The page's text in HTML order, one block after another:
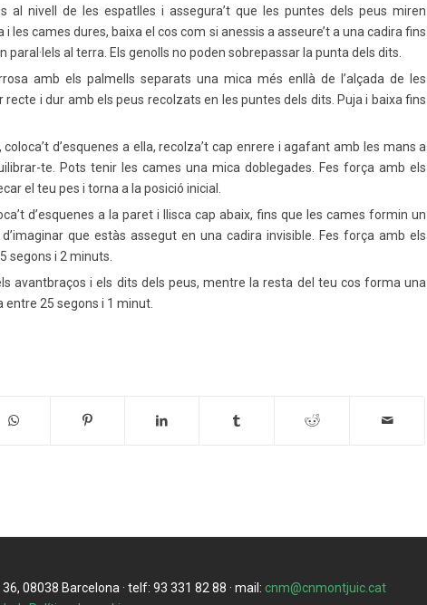
al nivell de les espatlles i assegura’t que les puntes dels peus miren
les cames dures, baixa el cos com si anessis a asseure’t a una cadira fins
paral·lels al terra. Els genolls no poden sobrepassar la punta dels dits.
amb els palmells separats una mica més enllà de l’alçada de les
recte i dur amb els peus recolzats en les puntes dels dits. Puja i baixa fins
d’esquenes a ella, recolza’t cap enrere i agafant amb les mans a
te. Pots tenir les cames una mica doblegades. Fes força amb els
el teu pes i torna a la posició inicial.
d’esquenes a la paret i llisca cap abaix, fins que les cames formin un
que estàs assegut en una cadira invisible. Fes força amb els
segons i 2 minuts.
avantbraços i els dits dels peus, mentre la resta del teu cos forma una
25 segons i 1 minut.
08038 Barcelona · telf: 93 331 82 88 · mail: cnm@cnmontjuic.cat